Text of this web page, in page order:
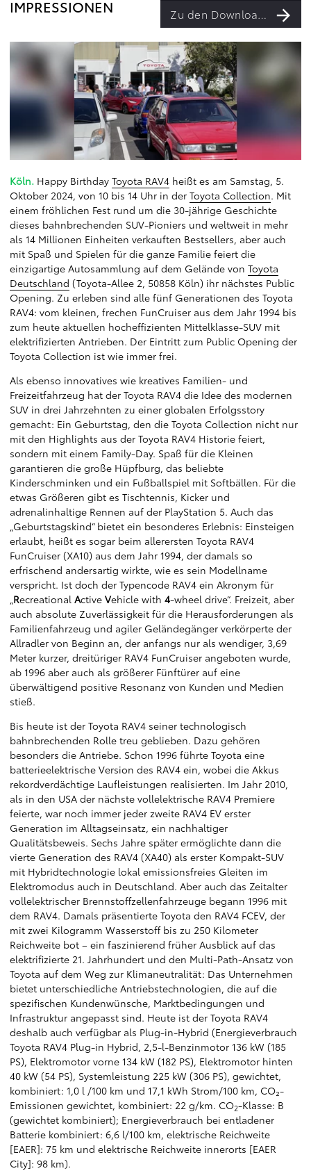
IMPRESSIONEN Zu den Downloads
Köln. Happy Birthday Toyota RAV4 heißt es am Samstag, 5.
Oktober 2024, von 10 bis 14 Uhr in der Toyota Collection. Mit
einem fröhlichen Fest rund um die 30-jährige Geschichte
dieses bahnbrechenden SUV-Pioniers und weltweit in mehr
als 14 Millionen Einheiten verkauften Bestsellers, aber auch
mit Spaß und Spielen für die ganze Familie feiert die
einzigartige Autosammlung auf dem Gelände von Toyota
Deutschland (Toyota-Allee 2, 50858 Köln) ihr nächstes Public
Opening. Zu erleben sind alle fünf Generationen des Toyota
RAV4: vom kleinen, frechen FunCruiser aus dem Jahr 1994 bis
zum heute aktuellen hocheffizienten Mittelklasse-SUV mit
elektrifizierten Antrieben. Der Eintritt zum Public Opening der
Toyota Collection ist wie immer frei.
Als ebenso innovatives wie kreatives Familien- und
Freizeitfahrzeug hat der Toyota RAV4 die Idee des modernen
SUV in drei Jahrzehnten zu einer globalen Erfolgsstory
gemacht: Ein Geburtstag, den die Toyota Collection nicht nur
mit den Highlights aus der Toyota RAV4 Historie feiert,
sondern mit einem Family-Day. Spaß für die Kleinen
garantieren die große Hüpfburg, das beliebte
Kinderschminken und ein Fußballspiel mit Softbällen. Für die
etwas Größeren gibt es Tischtennis, Kicker und
adrenalinhaltige Rennen auf der PlayStation 5. Auch das
„Geburtstagskind“ bietet ein besonderes Erlebnis: Einsteigen
erlaubt, heißt es sogar beim allerersten Toyota RAV4
FunCruiser (XA10) aus dem Jahr 1994, der damals so
erfrischend andersartig wirkte, wie es sein Modellname
verspricht. Ist doch der Typencode RAV4 ein Akronym für
„Recreational Active Vehicle with 4-wheel drive“. Freizeit, aber
auch absolute Zuverlässigkeit für die Herausforderungen als
Familienfahrzeug und agiler Geländegänger verkörperte der
Allradler von Beginn an, der anfangs nur als wendiger, 3,69
Meter kurzer, dreitüriger RAV4 FunCruiser angeboten wurde,
ab 1996 aber auch als größerer Fünftürer auf eine
überwältigend positive Resonanz von Kunden und Medien
stieß.
Bis heute ist der Toyota RAV4 seiner technologisch
bahnbrechenden Rolle treu geblieben. Dazu gehören
besonders die Antriebe. Schon 1996 führte Toyota eine
batterieelektrische Version des RAV4 ein, wobei die Akkus
rekordverdächtige Laufleistungen realisierten. Im Jahr 2010,
als in den USA der nächste vollelektrische RAV4 Premiere
feierte, war noch immer jeder zweite RAV4 EV erster
Generation im Alltagseinsatz, ein nachhaltiger
Qualitätsbeweis. Sechs Jahre später ermöglichte dann die
vierte Generation des RAV4 (XA40) als erster Kompakt-SUV
mit Hybridtechnologie lokal emissionsfreies Gleiten im
Elektromodus auch in Deutschland. Aber auch das Zeitalter
vollelektrischer Brennstoffzellenfahrzeuge begann 1996 mit
dem RAV4. Damals präsentierte Toyota den RAV4 FCEV, der
mit zwei Kilogramm Wasserstoff bis zu 250 Kilometer
Reichweite bot – ein faszinierend früher Ausblick auf das
elektrifizierte 21. Jahrhundert und den Multi-Path-Ansatz von
Toyota auf dem Weg zur Klimaneutralität: Das Unternehmen
bietet unterschiedliche Antriebstechnologien, die auf die
spezifischen Kundenwünsche, Marktbedingungen und
Infrastruktur angepasst sind. Heute ist der Toyota RAV4
deshalb auch verfügbar als Plug-in-Hybrid (Energieverbrauch
Toyota RAV4 Plug-in Hybrid, 2,5-l-Benzinmotor 136 kW (185
PS), Elektromotor vorne 134 kW (182 PS), Elektromotor hinten
40 kW (54 PS), Systemleistung 225 kW (306 PS), gewichtet,
kombiniert: 1,0 l /100 km und 17,1 kWh Strom/100 km, CO₂-
Emissionen gewichtet, kombiniert: 22 g/km. CO2-Klasse: B
(gewichtet kombiniert); Energieverbrauch bei entladener
Batterie kombiniert: 6,6 l/100 km, elektrische Reichweite
[EAER]: 75 km und elektrische Reichweite innerorts [EAER
City]: 98 km).